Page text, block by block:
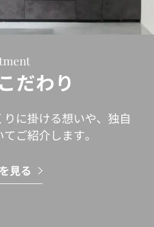
だわり
に掛ける想いや、独自
ご紹介します。
見る